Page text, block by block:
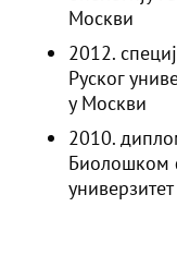
Москви
2012.
Руског
у Москви
2010.
Биолошком